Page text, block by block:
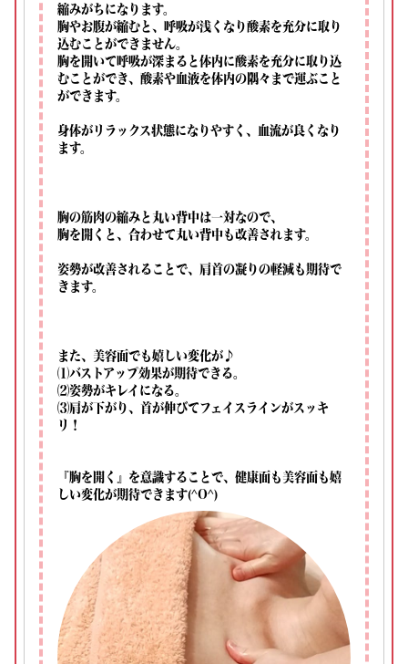
縮みがちになります。
胸やお腹が縮むと、呼吸が浅くなり酸素を充分に取り
込むことができません。
胸を開いて呼吸が深まると体内に酸素を充分に取り込
むことができ、酸素や血液を体内の隅々まで運ぶこと
ができます。
身体がリラックス状態になりやすく、血流が良くなり
ます。
胸の筋肉の縮みと丸い背中は一対なので、
胸を開くと、合わせて丸い背中も改善されます。
姿勢が改善されることで、肩首の凝りの軽減も期待で
きます。
また、美容面でも嬉しい変化が♪
⑴バストアップ効果が期待できる。
⑵姿勢がキレイになる。
⑶肩が下がり、首が伸びてフェイスラインがスッキ
リ！
『胸を開く』を意識することで、健康面も美容面も嬉
しい変化が期待できます(^O^)